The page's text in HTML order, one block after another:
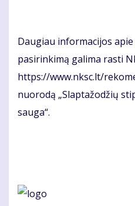
Dau­giau in­for­ma­ci­jos
pa­si­rin­ki­mą ga­li­ma ras­ti
https://www.nksc.lt/
nuo­ro­dą „Slap­ta­žo­džių
sau­ga“.